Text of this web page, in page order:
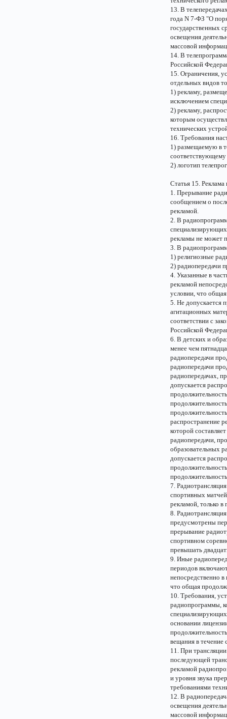
13. В
года N 7-ФЗ "О
государственных
освещения
массовой
14. В
Российской
15. Ограничения,
отдельных видов
1) рекламу,
исключением
2) рекламу,
которым
технических
16. Требования
1) размещаемую в
соответствующему
2) логотип
Статья 15.
1. Прерывание
сообщением о
рекламой.
2. В
рекламы не может
3. В
1) религиозные
2) радиопередачи
4. Указанные в
рекламой
условии, что
5. Не допускается
агитационных
соответствии с
Российской
6. В детских и
менее чем
радиопередачи
радиопередачи
радиопередачах,
допускается
распространение
которой
радиопередачи,
образовательных
допускается
7.
спортивных
рекламой, только
8.
предусмотрены
прерывание
спортивном
превышать
9. Иные
периодов
непосредственно
что общая
10. Требования,
радиопрограммы,
основании
вещания в течение
11. При
последующей
рекламой
и уровня звука
требованиями
12. В
освещения
массовой